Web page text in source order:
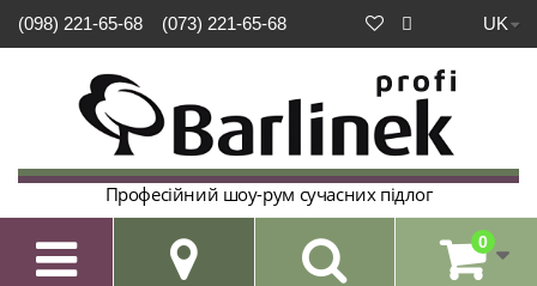
UK
(098) 221-65-68 (073) 221-65-68
Професійний шоу-рум сучасних підлог
 0